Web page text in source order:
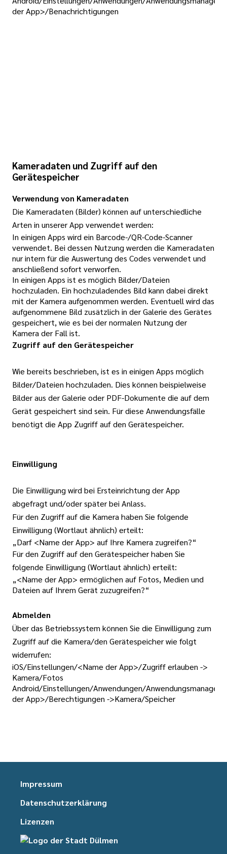
der App>/Benachrichtigungen
Kameradaten und Zugriff auf den
Gerätespeicher
Verwendung von Kameradaten
Die Kameradaten (Bilder) können auf unterschiedliche
Arten in unserer App verwendet werden:
In einigen Apps wird ein Barcode-/QR-Code-Scanner
verwendet. Bei dessen Nutzung werden die Kameradaten
nur intern für die Auswertung des Codes verwendet und
anschließend sofort verworfen.
In einigen Apps ist es möglich Bilder/Dateien
hochzuladen. Ein hochzuladendes Bild kann dabei direkt
mit der Kamera aufgenommen werden. Eventuell wird das
aufgenommene Bild zusätzlich in der Galerie des Gerätes
gespeichert, wie es bei der normalen Nutzung der
Kamera der Fall ist.
Zugriff auf den Gerätespeicher
Wie bereits beschrieben, ist es in einigen Apps möglich
Bilder/Dateien hochzuladen. Dies können beispielweise
Bilder aus der Galerie oder PDF-Dokumente die auf dem
Gerät gespeichert sind sein. Für diese Anwendungsfälle
benötigt die App Zugriff auf den Gerätespeicher.
Einwilligung
Die Einwilligung wird bei Ersteinrichtung der App
abgefragt und/oder später bei Anlass.
Für den Zugriff auf die Kamera haben Sie folgende
Einwilligung (Wortlaut ähnlich) erteilt:
„Darf <Name der App> auf Ihre Kamera zugreifen?“
Für den Zugriff auf den Gerätespeicher haben Sie
folgende Einwilligung (Wortlaut ähnlich) erteilt:
„<Name der App> ermöglichen auf Fotos, Medien und
Dateien auf Ihrem Gerät zuzugreifen?“
Abmelden
Über das Betriebssystem können Sie die Einwilligung zum
Zugriff auf die Kamera/den Gerätespeicher wie folgt
widerrufen:
iOS/Einstellungen/<Name der App>/Zugriff erlauben ->
Kamera/Fotos
Android/Einstellungen/Anwendungen/Anwendungsmanager/
der App>/Berechtigungen ->Kamera/Speicher
Impressum
Datenschutzerklärung
Lizenzen